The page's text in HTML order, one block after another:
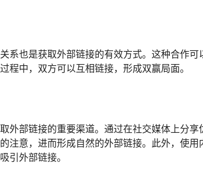
系也是获取外部链接的有效方式。这种合作可
程中，双方可以互相链接，形成双赢局面。
外部链接的重要渠道。通过在社交媒体上分
注意，进而形成自然的外部链接。此外，使
引外部链接。